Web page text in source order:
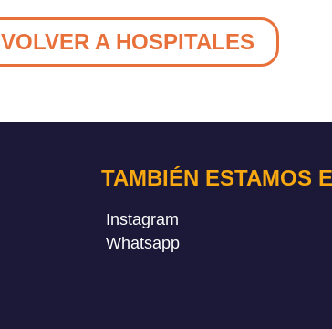
VOLVER A HOSPITALES
TAMBIÉN ESTAMOS
Instagram
Whatsapp